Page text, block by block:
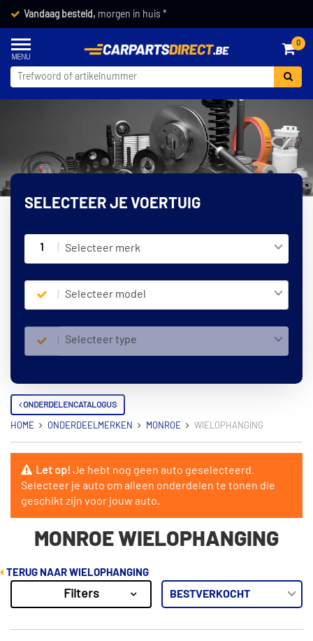
Vandaag besteld, morgen in huis *
0
SELECTEER JE VOERTUIG
1 Selecteer merk
Selecteer model
Selecteer type
ONDERDELENCATALOGUS
HOME ONDERDEELMERKEN MONROE WIELOPHANGING
Let op!Je hebt nog geen auto geselecteerd.
Selecteer je auto om alleen onderdelen te tonen die
geschikt zijn voor jouw auto.
MONROE WIELOPHANGING
TERUG NAAR WIELOPHANGING
Resultaten
×
Filters